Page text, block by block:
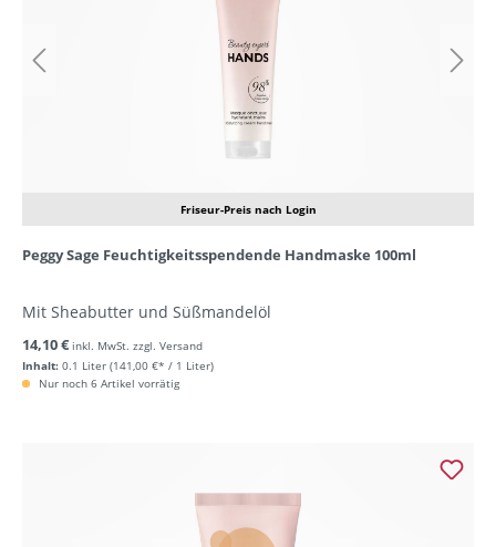
Friseur-Preis nach Login
Peggy Sage Feuchtigkeitsspendende Handmaske 100ml
Mit Sheabutter und Süßmandelöl
Inhalt: 0.1 Liter (141,00 €* / 1 Liter)
14,10 € inkl. MwSt. zzgl. Versand
Nur noch 6 Artikel vorrätig